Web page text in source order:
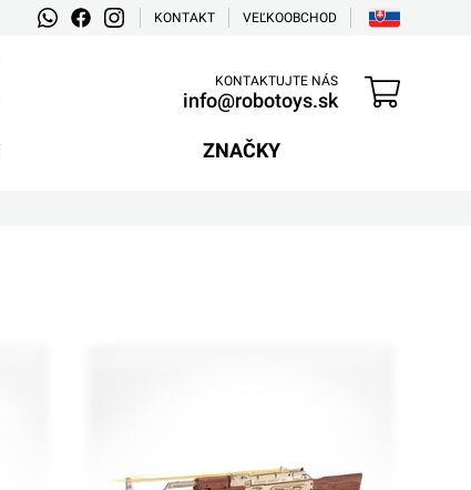
KONTAKT VEĽKOOBCHOD
KONTAKTUJTE NÁS
info@robotoys.sk
ZNAČKY